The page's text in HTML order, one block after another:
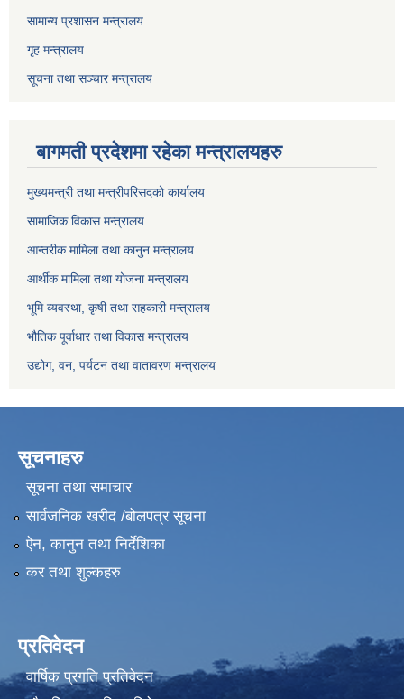
सामान्य प्रशासन मन्त्रालय
गृह मन्त्रालय
सूचना तथा सञ्चार मन्त्रालय
बागमती प्रदेशमा रहेका मन्त्रालयहरु
मुख्यमन्त्री तथा मन्त्रीपरिसदको कार्यालय
सामाजिक विकास मन्त्रालय
आन्तरीक मामिला तथा कानुन मन्त्रालय
आर्थीक मामिला तथा योजना मन्त्रालय
भूमि व्यवस्था, कृषी तथा सहकारी मन्त्रालय
भौतिक पूर्वाधार तथा विकास मन्त्रालय
उद्योग, वन, पर्यटन तथा वातावरण मन्त्रालय
सूचनाहरु
सूचना तथा समाचार
सार्वजनिक खरीद /बोलपत्र सूचना
ऐन, कानुन तथा निर्देशिका
कर तथा शुल्कहरु
प्रतिवेदन
वार्षिक प्रगति प्रतिवेदन